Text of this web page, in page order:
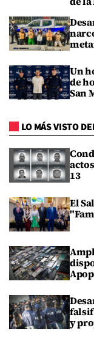
Un
de
San
LO MÁS VISTO
13
El
y